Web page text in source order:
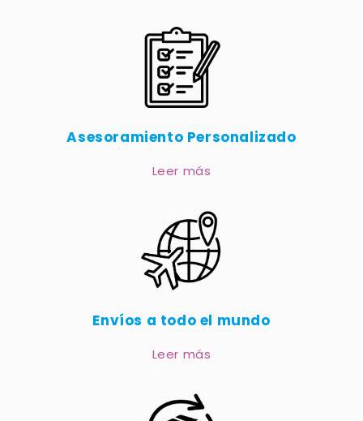
Asesoramiento Personalizado
Leer más
Envíos a todo el mundo
Leer más